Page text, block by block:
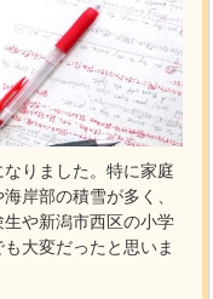
りました。特に家庭
岸部の積雪が多く、
や新潟市西区の小学
大変だったと思いま